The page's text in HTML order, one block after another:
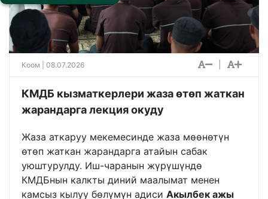
Коом | 08.07.2026
КМДБ кызматкерлери жаза өтөп жаткан
жарандарга лекция окуду
Жаза аткаруу мекемесинде жаза мөөнөтүн
өтөп жаткан жарандарга атайын сабак
уюштурулду. Иш-чаранын жүрүшүндө
КМДБнын калкты диний маалымат менен
камсыз кылуу бөлүмүн адиси Акылбек ажы